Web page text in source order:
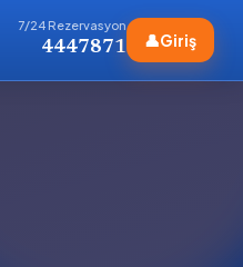
7/24 Rezervasyon
4447871 👤Giriş